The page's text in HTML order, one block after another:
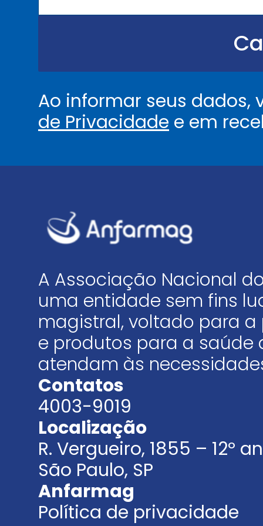
.
Ao informar seus
de Privacidade e em
A Associação Nacional
uma entidade sem fins
magistral, voltado para
e produtos para a saúde
atendam às
Contatos
4003-9019
Localização
R. Vergueiro, 1855 – 12º
São Paulo, SP
Anfarmag
Política de privacidade